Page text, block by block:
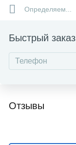
Определяем...
Быстрый заказ
Отзывы